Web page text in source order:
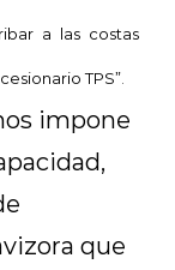
a las costas
TPS”.
impone
que